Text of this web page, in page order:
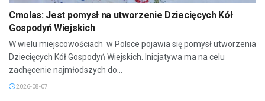
Cmolas: Jest pomysł na utworzenie Dziecięcych Kół
Gospodyń Wiejskich
W wielu miejscowościach w Polsce pojawia się pomysł utworzenia
Dziecięcych Kół Gospodyń Wiejskich. Inicjatywa ma na celu
zachęcenie najmłodszych do...
2026-08-07